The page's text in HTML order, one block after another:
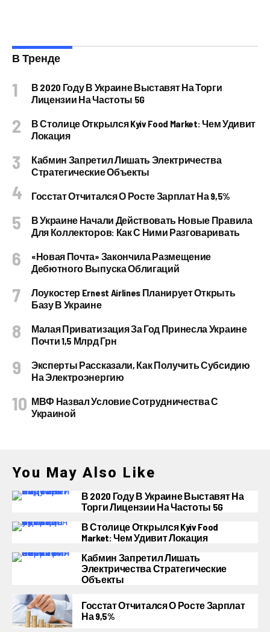
В Тренде
В 2020 Году В Украине Выставят На Торги
Лицензии На Частоты 5G
В Столице Открылся Kyiv Food Market: Чем Удивит
Локация
Кабмин Запретил Лишать Электричества
Стратегические Объекты
Госстат Отчитался О Росте Зарплат На 9,5%
В Украине Начали Действовать Новые Правила
Для Коллекторов: Как С Ними Разговаривать
«Новая Почта» Закончила Размещение
Дебютного Выпуска Облигаций
Лоукостер Ernest Airlines Планирует Открыть
Базу В Украине
Малая Приватизация За Год Принесла Украине
Почти 1,5 Млрд Грн
Эксперты Рассказали, Как Получить Субсидию
На Электроэнергию
МВФ Назвал Условие Сотрудничества С
Украиной
You May Also Like
В 2020 Году В Украине Выставят На
Торги Лицензии На Частоты 5G
В Столице Открылся Kyiv Food
Market: Чем Удивит Локация
Кабмин Запретил Лишать
Электричества Стратегические
Объекты
Госстат Отчитался О Росте Зарплат
На 9,5%